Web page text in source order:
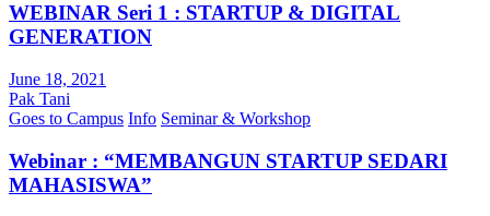
WEBINAR Seri 1 : STARTUP & DIGITAL
GENERATION
June 18, 2021
Pak Tani
Goes to Campus Info Seminar & Workshop
Webinar : “MEMBANGUN STARTUP SEDARI
MAHASISWA”